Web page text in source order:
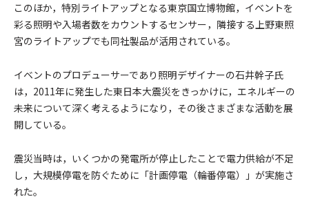
このほか，特別ライトアップとなる東京国立博物館，イベントを
彩る照明や入場者数をカウントするセンサー，隣接する上野東照
宮のライトアップでも同社製品が活用されている。
イベントのプロデューサーであり照明デザイナーの石井幹子氏
は，2011年に発生した東日本大震災をきっかけに，エネルギーの
未来について深く考えるようになり，その後さまざまな活動を展
開している。
震災当時は，いくつかの発電所が停止したことで電力供給が不足
し，大規模停電を防ぐために「計画停電（輪番停電）」が実施さ
れた。